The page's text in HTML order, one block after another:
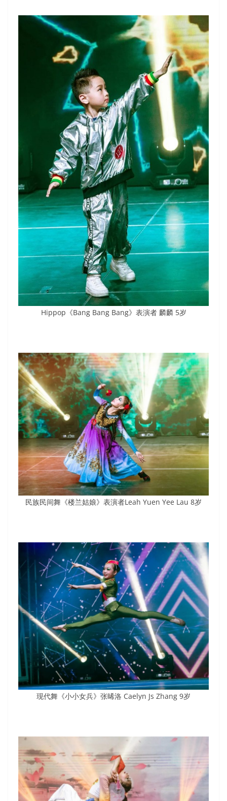
Hippop《Bang Bang Bang》表演者 麟麟 5岁
民族民间舞《楼兰姑娘》表演者Leah Yuen Yee Lau 8岁
现代舞《小小女兵》张晞洛 Caelyn Js Zhang 9岁